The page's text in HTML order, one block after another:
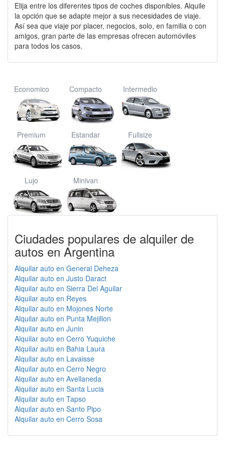
Elija entre los diferentes tipos de coches disponibles. Alquile
la opción que se adapte mejor a sus necesidades de viaje.
Así sea que viaje por placer, negocios, solo, en familia o con
amigos, gran parte de las empresas ofrecen automóviles
para todos los casos.
Economico Compacto Intermedio
Premium Estandar Fullsize
Lujo Minivan
Ciudades populares de alquiler de
autos en Argentina
Alquilar auto en General Deheza
Alquilar auto en Justo Daract
Alquilar auto en Sierra Del Aguilar
Alquilar auto en Reyes
Alquilar auto en Mojones Norte
Alquilar auto en Punta Mejillon
Alquilar auto en Junin
Alquilar auto en Cerro Yuquiche
Alquilar auto en Bahia Laura
Alquilar auto en Lavaisse
Alquilar auto en Cerro Negro
Alquilar auto en Avellaneda
Alquilar auto en Santa Lucia
Alquilar auto en Tapso
Alquilar auto en Santo Pipo
Alquilar auto en Cerro Sosa